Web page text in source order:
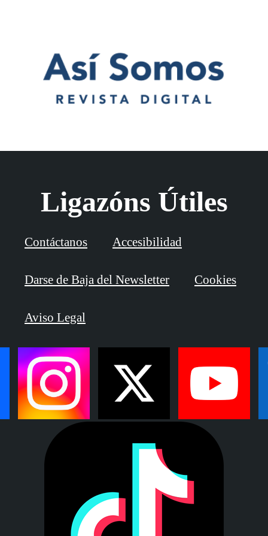
Ligazóns Útiles
Contáctanos Accesibilidad
Darse de Baja del Newsletter Cookies
Aviso Legal